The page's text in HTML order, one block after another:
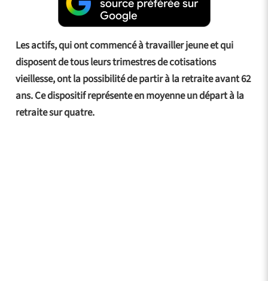
Les actifs, qui ont commencé à travailler jeune et qui
disposent de tous leurs trimestres de cotisations
vieillesse, ont la possibilité de partir à la retraite avant 62
ans. Ce dispositif représente en moyenne un départ à la
retraite sur quatre.